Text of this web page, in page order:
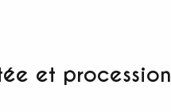
et procession